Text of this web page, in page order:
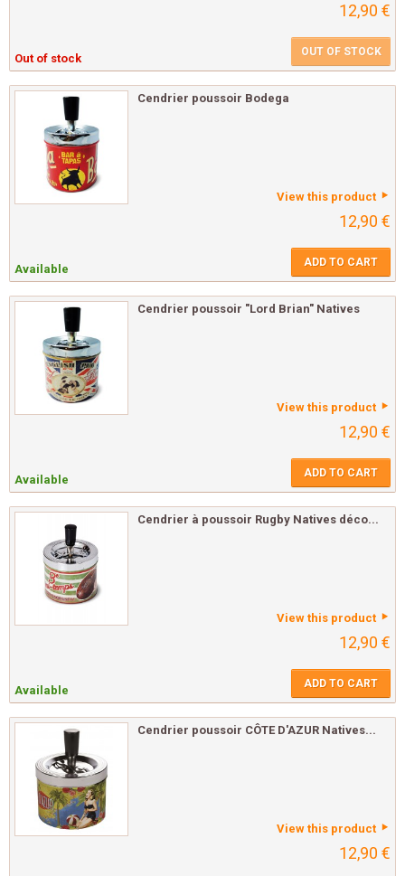
12,90 €
Out of stock OUT OF STOCK
Cendrier poussoir Bodega
View this product
12,90 €
Available ADD TO CART
Cendrier poussoir "Lord Brian" Natives
View this product
12,90 €
Available ADD TO CART
Cendrier à poussoir Rugby Natives déco...
View this product
12,90 €
Available ADD TO CART
Cendrier poussoir CÔTE D'AZUR Natives...
View this product
12,90 €